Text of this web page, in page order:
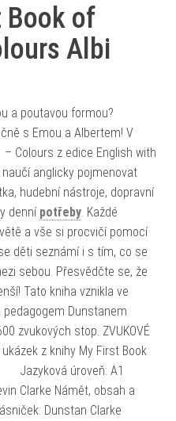
Book of
Albi
a poutavou formou?
s Emou a Albertem! V
Colours z edice English with
anglicky pojmenovat
hudební nástroje, dopravní
denní potřeby . Každé
a vše si procvičí pomocí
děti seznámí i s tím, co se
sebou. Přesvědčte se, že
Tato kniha vznikla ve
Dunstanem
zvukových stop. ZVUKOVÉ
z knihy My First Book
Jazyková úroveň: A1
Clarke Námět, obsah a
Dunstan Clarke